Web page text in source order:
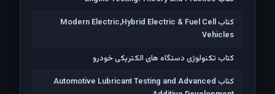
کتاب Modern Electric,Hybrid Electric & Fuel Cell
Vehicles
کتاب تکنولوژی دستگاه های الکتریکی خودرو
کتاب Automotive Lubricant Testing and Advanced